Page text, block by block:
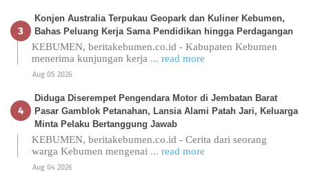
Konjen Australia Terpukau Geopark dan Kuliner Kebumen,
Bahas Peluang Kerja Sama Pendidikan hingga Perdagangan
KEBUMEN, beritakebumen.co.id - Kabupaten Kebumen
menerima kunjungan kerja ... read more
Aug 05 2026
Diduga Diserempet Pengendara Motor di Jembatan Barat
Pasar Gamblok Petanahan, Lansia Alami Patah Jari, Keluarga
Minta Pelaku Bertanggung Jawab
KEBUMEN, beritakebumen.co.id - Cerita dari seorang
warga Kebumen mengenai ... read more
Aug 04 2026